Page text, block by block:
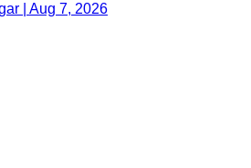
| Aug 7, 2026